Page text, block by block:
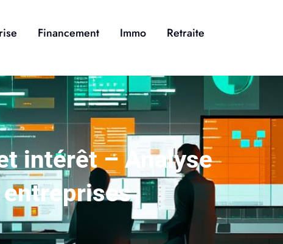
Financement Immo Retraite
intérêt – Analyse
entreprises